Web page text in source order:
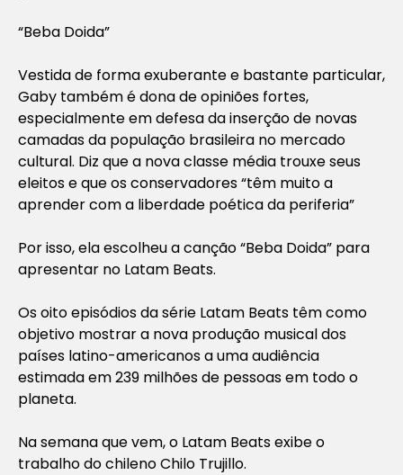
“Beba Doida”
Vestida de forma exuberante e bastante particular,
Gaby também é dona de opiniões fortes,
especialmente em defesa da inserção de novas
camadas da população brasileira no mercado
cultural. Diz que a nova classe média trouxe seus
eleitos e que os conservadores “têm muito a
aprender com a liberdade poética da periferia”
Por isso, ela escolheu a canção “Beba Doida” para
apresentar no Latam Beats.
Os oito episódios da série Latam Beats têm como
objetivo mostrar a nova produção musical dos
países latino-americanos a uma audiência
estimada em 239 milhões de pessoas em todo o
planeta.
Na semana que vem, o Latam Beats exibe o
trabalho do chileno Chilo Trujillo.